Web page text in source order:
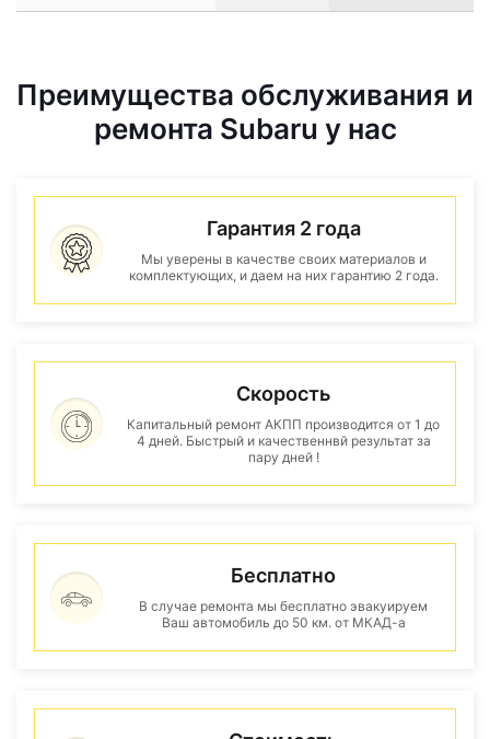
Преимущества обслуживания и
ремонта Subaru у нас
Гарантия 2 года
Мы уверены в качестве своих материалов и
комплектующих, и даем на них гарантию 2 года.
Скорость
Капитальный ремонт АКПП производится от 1 до
4 дней. Быстрый и качественнвй результат за
пару дней !
Бесплатно
В случае ремонта мы бесплатно эвакуируем
Ваш автомобиль до 50 км. от МКАД-а